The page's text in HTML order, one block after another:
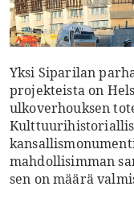
Yksi Siparilan
projekteista on
ulkoverhouksen
mahdollisimman
sen on määrä